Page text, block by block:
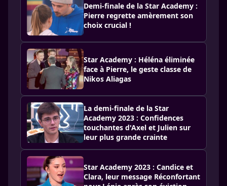
Demi-finale de la Star Academy :
Pierre regrette amèrement son
choix crucial !
Star Academy : Héléna éliminée
face à Pierre, le geste classe de
Nikos Aliagas
La demi-finale de la Star
Academy 2023 : Confidences
touchantes d'Axel et Julien sur
leur plus grande crainte
Star Academy 2023 : Candice et
Clara, leur message Réconfortant